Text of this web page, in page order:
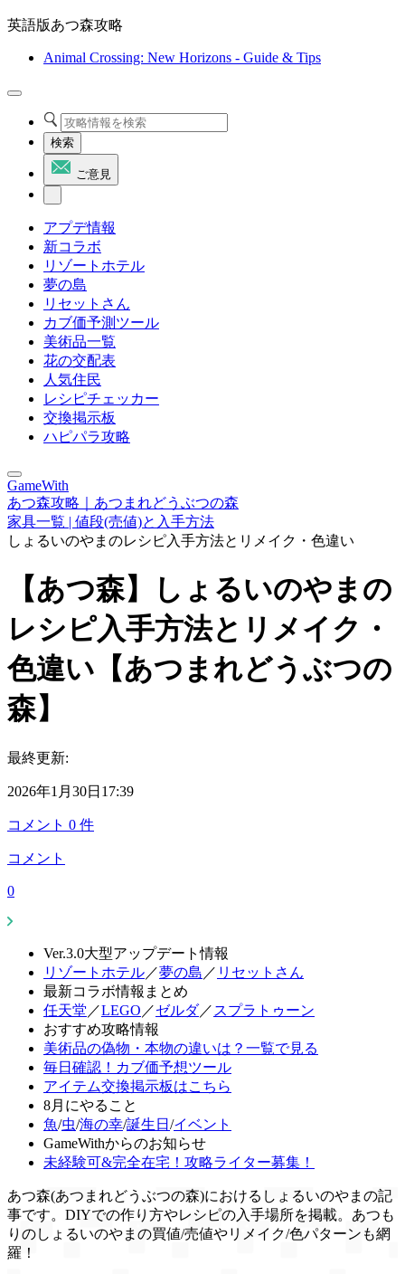
英語版あつ森攻略
Animal Crossing: New Horizons - Guide & Tips
検索
ご意見
アプデ情報
新コラボ
リゾートホテル
夢の島
リセットさん
カブ価予測ツール
美術品一覧
花の交配表
人気住民
レシピチェッカー
交換掲示板
ハピパラ攻略
GameWith
あつ森攻略｜あつまれどうぶつの森
家具一覧 | 値段(売値)と入手方法
しょるいのやまのレシピ入手方法とリメイク・色違い
【あつ森】しょるいのやまの
レシピ入手方法とリメイク・
色違い【あつまれどうぶつの
森】
最終更新:
2026年1月30日17:39
コメント 0 件
コメント
0
Ver.3.0大型アップデート情報
リゾートホテル／夢の島 ／ リセットさん
最新コラボ情報まとめ
任天堂 ／LEGO ／ゼルダ／ スプラトゥーン
おすすめ攻略情報
美術品の偽物・本物の違いは？一覧で見る
毎日確認！カブ価予想ツール
アイテム交換掲示板はこちら
8月にやること
魚/虫/海の幸/誕生日 /イベント
GameWithからのお知らせ
未経験可&完全在宅！攻略ライター募集！
あつ森(あつまれどうぶつの森)におけるしょるいのやまの記
事です。DIYでの作り方やレシピの入手場所を掲載。あつも
りのしょるいのやまの買値/売値やリメイク/色パターンも網
羅！